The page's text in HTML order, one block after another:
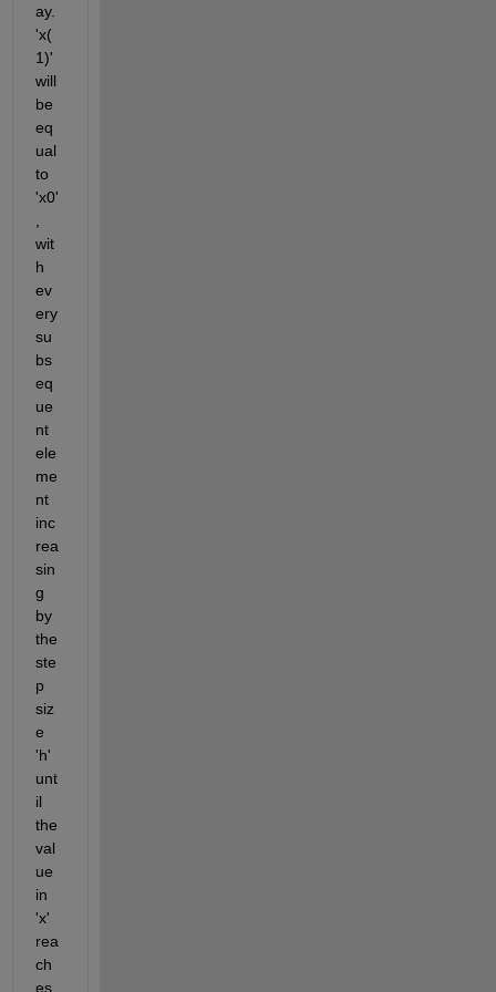
ay.
'x(
1)'
will
be
eq
ual
to
'x0'
wit
h
ev
ery
su
bs
eq
ue
nt
ele
me
nt
inc
rea
sin
g
by
the
ste
p
siz
e
'h'
unt
il
the
val
ue
in
'x'
rea
ch
es